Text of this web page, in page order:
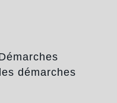
démarches